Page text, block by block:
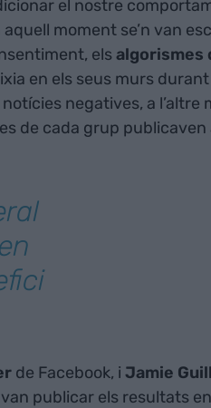
el nostre
moment se’n van
elsalgorismes
en els seus murs
negatives, a l’altre
de cada grup publicaven
de Facebook, i Jamie
publicar els resultats